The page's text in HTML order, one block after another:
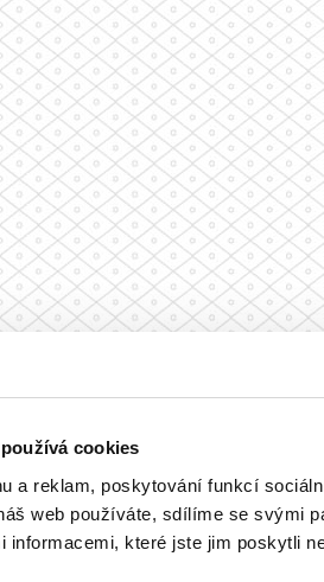
cookies
a reklam, poskytování funkcí
web používáte, sdílíme se svými
informacemi, které jste jim poskytli